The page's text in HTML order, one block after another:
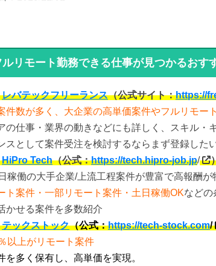
リモート勤務できる仕事が見つかるおす
レバテックフリーランス（公式サイト：https://
件数が多く、大企業の高単価案件やフルリモー
の仕事・業界の動きなどにも詳しく、スキル・
スとして案件受注を検討するならまず登録した
HiPro Tech（公式：https://tech.hipro-job.jp/
稼働の大手企業/上流工程案件が豊富で高報酬が
ト案件・一部リモート案件・土日稼働OKなどの
かせる案件を多数紹介
テックストック（公式：https://tech-stock.com/
以上がリモート案件
を多く保有し、高単価を実現。